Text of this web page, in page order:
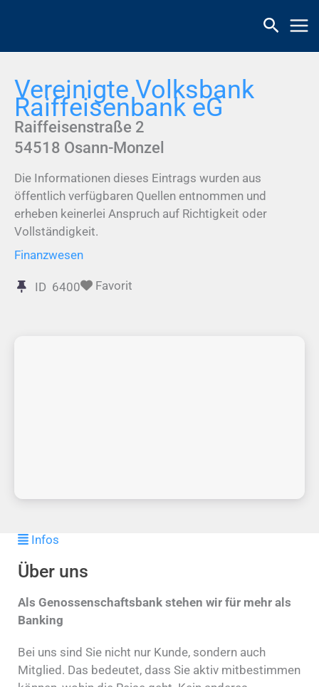
Vereinigte Volksbank
Raiffeisenbank eG
Raiffeisenstraße 2
54518 Osann-Monzel
Die Informationen dieses Eintrags wurden aus
öffentlich verfügbaren Quellen entnommen und
erheben keinerlei Anspruch auf Richtigkeit oder
Vollständigkeit.
Finanzwesen
ID 6400 Favorit
Infos
Über uns
Als Genossenschaftsbank stehen wir für mehr als
Banking
Bei uns sind Sie nicht nur Kunde, sondern auch
Mitglied. Das bedeutet, dass Sie aktiv mitbestimmen